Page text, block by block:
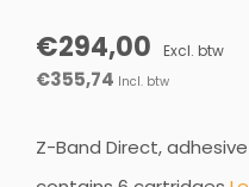
€294,00 Excl. btw
€355,74 Incl. btw
Z-Band Direct,